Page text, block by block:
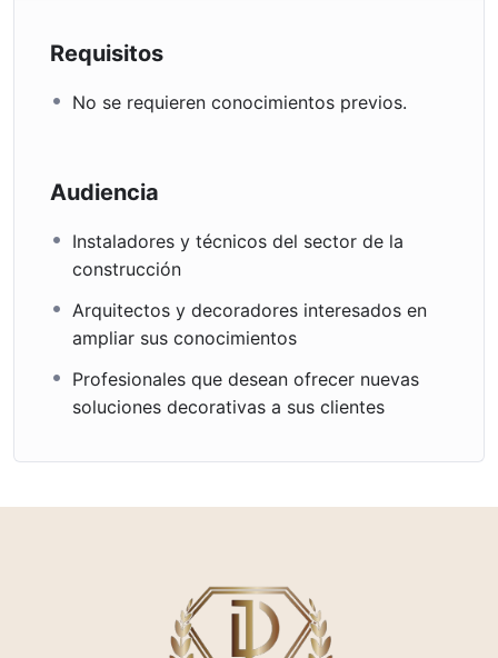
Requisitos
No se requieren conocimientos previos.
Audiencia
Instaladores y técnicos del sector de la
construcción
Arquitectos y decoradores interesados en
ampliar sus conocimientos
Profesionales que desean ofrecer nuevas
soluciones decorativas a sus clientes